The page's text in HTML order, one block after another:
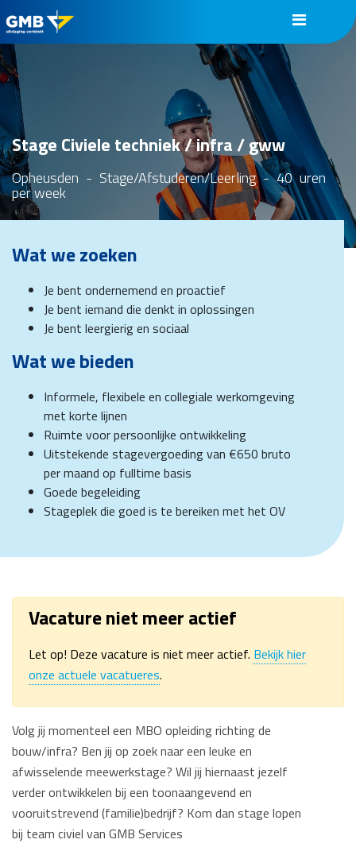
Stage Civiele techniek / infra / gww
Opheusden - Stage/Afstuderen/Leerling-40uren
per week
Vacature niet meer actief
Let op! Deze vacature is niet meer actief. Bekijk hier
onze actuele vacatueres.
Volg jij momenteel een MBO opleiding richting de
bouw/infra? Ben jij op zoek naar een leuke en
afwisselende meewerkstage? Wil jij hiernaast jezelf
verder ontwikkelen bij een toonaangevend en
vooruitstrevend (familie)bedrijf? Kom dan stage lopen
bij team civiel van GMB Services
Wat we zoeken
Je bent ondernemend en proactief
Je bent iemand die denkt in oplossingen
Je bent leergierig en sociaal
Wat we bieden
Informele, flexibele en collegiale werkomgeving
met korte lijnen
Ruimte voor persoonlijke ontwikkeling
Uitstekende stagevergoeding van €650 bruto
per maand op fulltime basis
Goede begeleiding
Stageplek die goed is te bereiken met het OV